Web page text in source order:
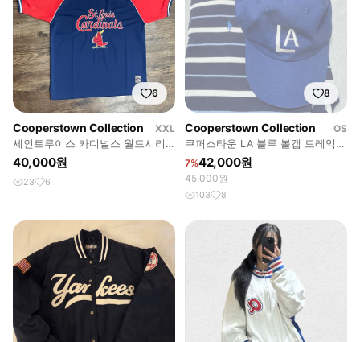
6
Cooperstown Collection
XXL
세인트루이스 카디널스 월드시리
즈 1982 올드 유니폼
40,000원
23 6
8
Cooperstown Collection
OS
쿠퍼스타운 LA 블루 볼캡 드레익스
에임레온도르 컬렉트피시스
7%42,000원
45,000원
103 8